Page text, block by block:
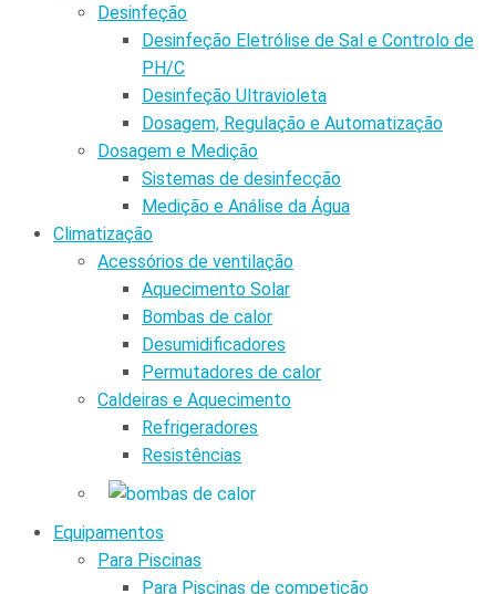
Desinfeção
Desinfeção Eletrólise de Sal e Controlo de
PH/C
Desinfeção Ultravioleta
Dosagem, Regulação e Automatização
Dosagem e Medição
Sistemas de desinfecção
Medição e Análise da Água
Climatização
Acessórios de ventilação
Aquecimento Solar
Bombas de calor
Desumidificadores
Permutadores de calor
Caldeiras e Aquecimento
Refrigeradores
Resistências
Equipamentos
Para Piscinas
Para Piscinas de competição